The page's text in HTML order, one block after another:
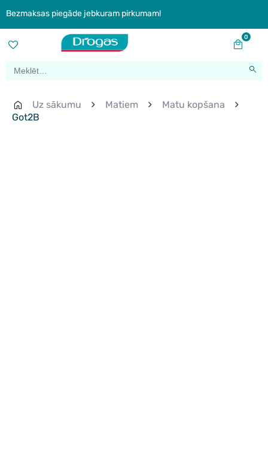
Bezmaksas piegāde jebkuram pirkumam!
0
Uz sākumu Matiem
Matu kopšana
Got2B